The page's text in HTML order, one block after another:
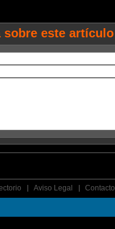
sobre este artículo
Aviso Legal Contacto